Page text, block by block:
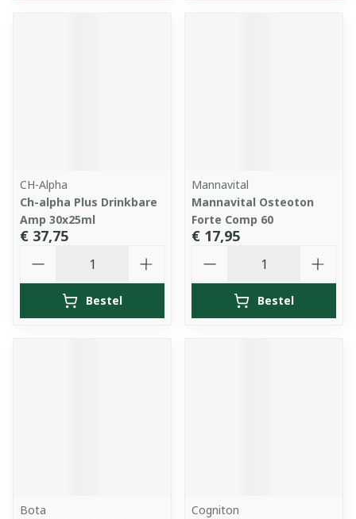
CH-Alpha
Ch-alpha Plus Drinkbare
Amp 30x25ml
€ 37,75
Bestel
Mannavital
Mannavital Osteoton
Forte Comp 60
€ 17,95
Bestel
Bota
Cogniton